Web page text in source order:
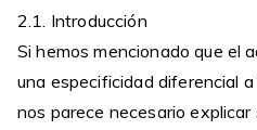
2.1. Introducción
Si hemos mencionado que el
una especificidad diferencial
nos parece necesario